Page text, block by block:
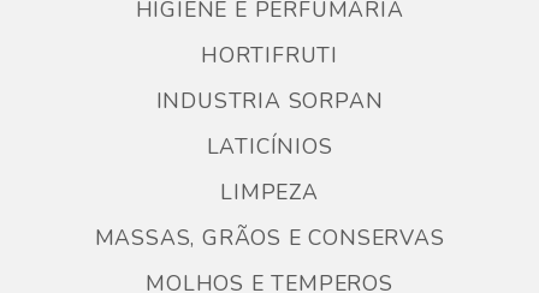
HIGIENE E PERFUMARIA
HORTIFRUTI
INDUSTRIA SORPAN
LATICÍNIOS
LIMPEZA
MASSAS, GRÃOS E CONSERVAS
MOLHOS E TEMPEROS